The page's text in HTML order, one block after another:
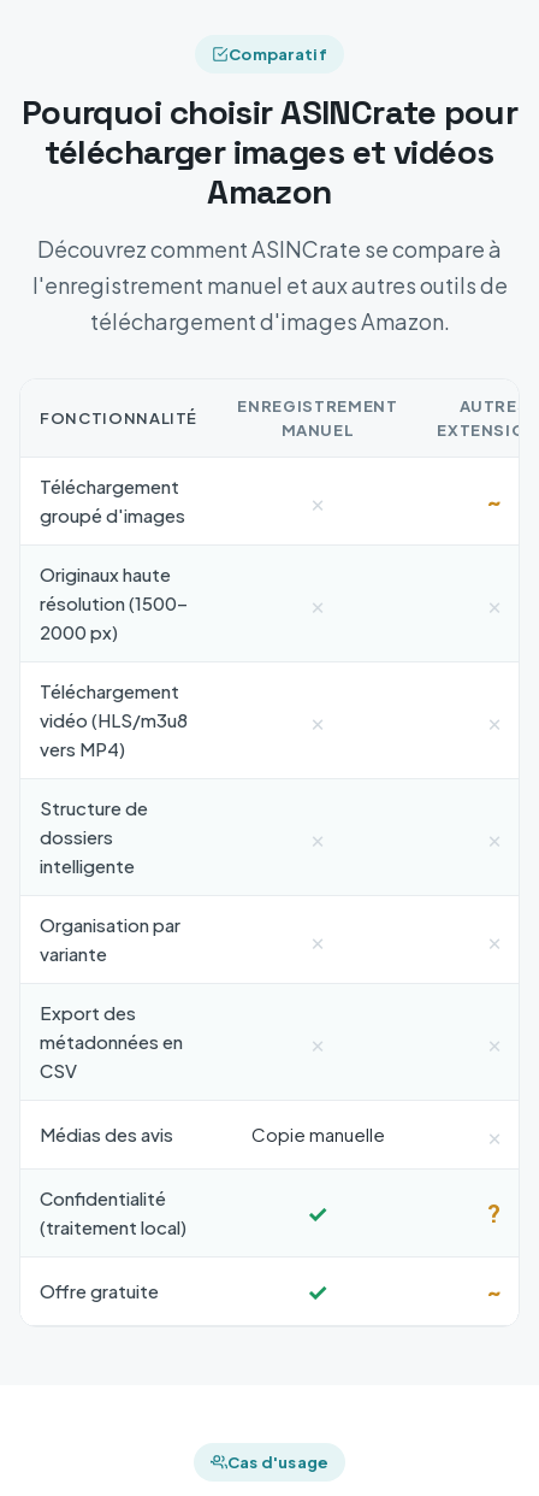
Comparatif
Pourquoi choisir ASINCrate pour
télécharger images et vidéos
Amazon
Découvrez comment ASINCrate se compare à
l'enregistrement manuel et aux autres outils de
téléchargement d'images Amazon.
FONCTIONNALITÉ
ENREGISTREMENT
MANUEL
AUTRES
Téléchargement
groupé d'images
× ~
Originaux haute
résolution (1500–
2000 px)
× ×
Téléchargement
vidéo (HLS/m3u8
vers MP4)
× ×
Structure de
dossiers
intelligente
× ×
Organisation par
variante
× ×
Export des
métadonnées en
CSV
× ×
Médias des avis Copie manuelle ×
Confidentialité
(traitement local)
✓ ?
Offre gratuite ✓ ~
Cas d'usage